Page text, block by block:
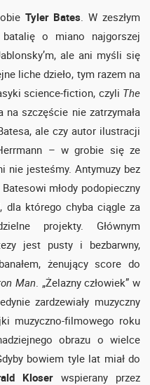
Tyler Bates . W zeszłym
o miano najgorszej
ale ani myśli się
liche dzieło, tym razem na
science-fiction, czyli The
na szczęście nie zatrzymała
ale czy autor ilustracji
– w grobie się ze
nie jesteśmy. Antymuzy bez
młody podopieczny
, dla którego chyba ciągle za
projekty. Głównym
jest pusty i bezbarwny,
żenujący score do
Man. „Żelazny człowiek” w
zardzewiały muzyczny
muzyczno-filmowego roku
obrazu o wielce
bowiem tyle lat miał do
Kloserwspierany przez